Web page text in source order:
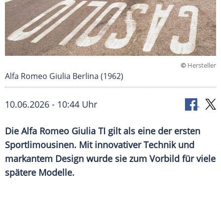
© Hersteller
Alfa Romeo Giulia Berlina (1962)
10.06.2026 - 10:44 Uhr
Die Alfa Romeo Giulia TI gilt als eine der ersten
Sportlimousinen. Mit innovativer Technik und
markantem Design wurde sie zum Vorbild für viele
spätere Modelle.